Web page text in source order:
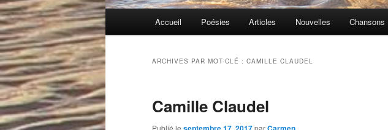
Accueil Poésies Articles Nouvelles Chansons
ARCHIVES PAR MOT-CLÉ : CAMILLE CLAUDEL
Camille Claudel